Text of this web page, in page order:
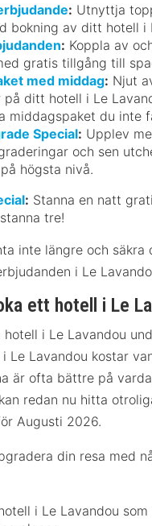
: Utnyttja
bokning av ditt hotell i
: Koppla av
gratis tillgång till
med middag: Njut
på ditt hotell i Le
middagspaket du inte
Special: Upplev
och sen
högsta nivå.
: Stanna en natt
tre!
inte längre och säkra
i Le
ett hotell i Le
i Le Lavandou
Le Lavandou kostar
är ofta bättre på
redan nu hitta
Augusti 2026.
din resa med
i Le Lavandou